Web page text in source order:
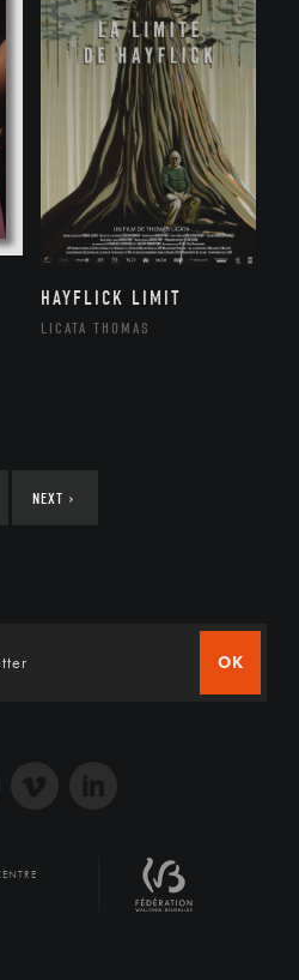
HAYFLICK LIMIT
LICATA THOMAS
NEXT ›
OK